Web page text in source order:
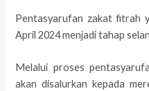
Pentasyarufan zakat fitrah
April 2024 menjadi tahap
Melalui proses
akan disalurkan kepada